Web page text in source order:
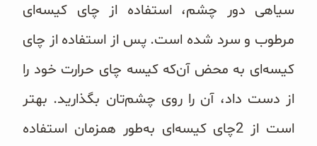
سیاهی دور چشم، استفاده از چای کیسه‌ای
مرطوب و سرد شده است. پس از استفاده از چای
کیسه‌ای به محض آن‌که کیسه چای حرارت خود را
از دست داد، آن را روی چشم‌تان بگذارید. بهتر
است از 2چای کیسه‌ای به‌طور همزمان استفاده